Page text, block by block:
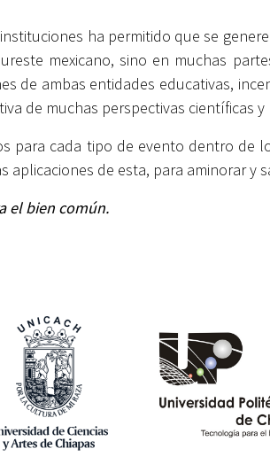
ha permitido que se
mexicano, sino en muchas
de ambas entidades educativas,
de muchas perspectivas científicas
para cada tipo de evento dentro de
aplicaciones de esta, para aminorar y
el bien común.